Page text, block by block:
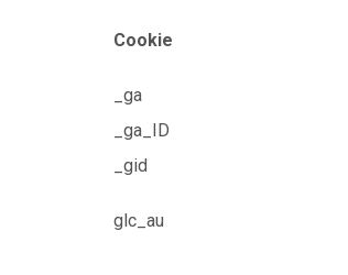
Cookie
_ga
_ga_ID
_gid
glc_au